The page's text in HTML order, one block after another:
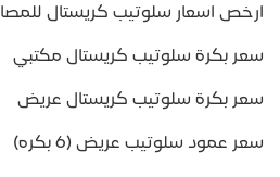
ارخص اسعار سلوتيب كريستال
سعر بكرة سلوتيب كريستال مكتبي
سعر بكرة سلوتيب كريستال عريض
سعر عمود سلوتيب عريض (6 بكره)